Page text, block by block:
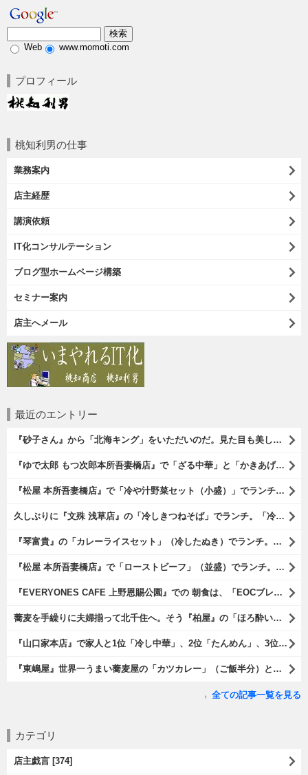
Web www.momoti.com
プロフィール
桃知利男の仕事
業務案内
店主経歴
講演依頼
IT化コンサルテーション
ブログ型ホームページ構築
セミナー案内
店主へメール
最近のエントリー
『砂子さん』から「北海キング」をいただいのだ。見た目も美しいオレンジ色の果肉。 その果肉にスプーンを入れるとしっかりとした果実が丸々とすくえるのである。 一口食べれば、それはそれはうまいに決まっているのである（笑）。（砂子さんからの贈与：ないえメロン生産組合：JA新すながわ：空知郡奈井江町）
『ゆで太郎 もつ次郎本所吾妻橋店』で「ざる中華」と「かきあげ」を食べた。これを「かきあげざる中華」と呼んでいいのだろうか。まあ、呼び方はどうあれ、勿論、うまいのだからいいのだよ（笑）。（ゆで太郎 もつ次郎本所吾妻橋店：墨田区吾妻橋3丁目）
『松屋 本所吾妻橋店』で「冷や汁野菜セット（小盛）」でランチ。「冷や汁」はご飯の上に全部掛けてやるのだよ。 後はぐちゃぐちゃにして『噛むという行為は殆ど無く、ズスーッと飲み込むように食べるのである』な。 勿論、うまかったのだよ（笑）。（松屋 本所吾妻橋店：墨田区吾妻橋三）
久しぶりに『文殊 浅草店』の「冷しきつねそば」でランチ。「冷しきつめそば」のうまさは甘さである。 あたしは思い出していたのだ。この甘さのせいで「きつねそば」を敬遠していたのか、と。 でも、うまかったのだよ（笑）。（文殊 浅草店：浅草一丁目：浅草地下街）
『琴富貴』の「カレーライスセット」（冷したぬき）でランチ。所謂「蕎麦屋のカレー」と『琴富貴』の夏の定番「冷したぬき」である。勿論、これはダブルでうまいのだよ（笑）。（琴富貴：墨田区吾妻橋1）
『松屋 本所吾妻橋店』で「ローストビーフ」（並盛）でランチ。「ローストビーフ」は2つのソースが掛かっている。オリジナルソースとレフォールソースだ。 はたしていかなるものなのかと期待しながら待てば、それは確りとうまかったのだよ（笑）。（松屋 本所吾妻橋店：墨田区吾妻橋三）
『EVERYONES CAFE 上野恩賜公園』での 朝食は、「EOCブレックファーストプレート」とセットで「アイスカフェラテ」をもらい、それから家人が「東京たまごを使ったパンケーキ キャラメルナッツ（2枚）」を頼んでみた。どれもがハイカラにうまいのだよ（笑）。（EVERYONES CAFE 上野恩賜公園：上野公園）
蕎麦を手繰りに夫婦揃って北千住へ。そう『柏屋』の「ほろ酔いセット」で一杯やったのだよ。ここは二駅離れた場所だけど、あたしの『街的』のようにくつろげる処だ。勿論、うまかったのだよ（笑）。（きそば 柏屋：足立区千住）
『山口家本店』で家人と1位「冷し中華」、2位「たんめん」、3位「かき氷」の順番通りのオーダーでランチ。なんの変哲もないものがうまいのは、当たり前だのクラッカーなのだと云爾（笑）。（山口家本店：千束通り商店街：浅草五丁目）
『東嶋屋』世界一うまい蕎麦屋の「カツカレー」（ご飯半分）と「おしんこ盛り合わせ」と「ビ―ル」でランチ。もう、ほんとうまいのだから、みんな食べてみてね、と云爾（笑）。（東嶋屋：竜泉一丁目）
全ての記事一覧を見る
カテゴリ
店主戯言 [374]